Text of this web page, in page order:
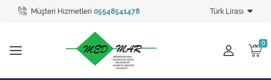
Müşteri Hizmetleri 05548541478 Türk Lirası
Tüm Kategoriler
hasta karyolası